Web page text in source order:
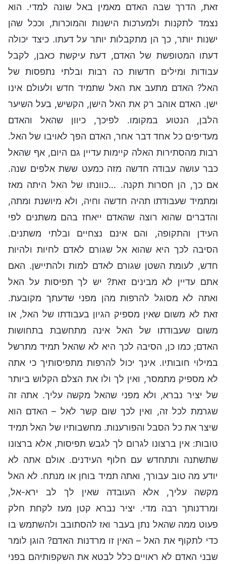
זאת, הדרך שבה האדם מאמין באל שונה למדי. הוא
נצמד לתקנות ולמערכות הישנות והמוכרות, וככל שהן
ישנות יותר, כך הן מתקבלות יותר על דעתו. כיצד יכולה
דעתו המטופשת של האדם, דעת עיקשת כאבן, לקבל
עבודות ומילים חדשות כה רבות ובלתי נתפסות של
האל? האדם מתעב את האל שתמיד חדש ולעולם אינו
ישן. האדם אוהב רק את האל הישן, הקשיש, בעל השיער
הלבן, הנטוע במקומו. לפיכך, כיוון שהאל והאדם
מעדיפים כל אחד דבר אחר, האדם הפך לאויבו של האל.
רבות מהסתירות האלה קיימות עדיין גם היום, אף שהאל
כבר עושה עבודה חדשה מזה כמעט ששת אלפים שנה.
אם כך, הן חסרות תקנה. ...כוונתו של האל היתה מאז
ומתמיד שעבודתו תהיה חדשה וחיה, ולא מיושנת ומתה,
והדברים שהוא רוצה שהאדם ייאחז בהם משתנים לפי
העידן והתקופה, והם אינם נצחיים ובלתי משתנים.
הסיבה לכך היא שהוא אל שגורם לאדם לחיות ולהיות
חדש, לעומת השטן שגורם לאדם למות ולהתיישן. האם
אתם עדיין לא מבינים זאת? יש לך תפיסות על האל
ואתה לא מסוגל להרפות מהן מפני שדעתך מקובעת.
זאת לא משום שאין מספיק הגיון בעבודתו של האל, או
משום שעבודתו של האל אינה מתחשבת בתחושות
האדם; כמו כן, הסיבה לכך היא לא שהאל תמיד מתרשל
במילוי חובותיו. אינך יכול להרפות מתפיסותיך כי אתה
לא מספיק מתמסר, ואין לך ולו את הצלם הקלוש ביותר
של יציר נברא, ולא מפני שהאל מקשה עליך. אתה זה
שגרמת לכל זה, ואין לכך שום קשר לאל – האדם הוא
שיצר את כל הסבל והפורענות. מחשבותיו של האל תמיד
טובות: אין ברצונו לגרום לך לגבש תפיסות, אלא ברצונו
שתשתנה ותתחדש עם חלוף העידנים. אולם אתה לא
יודע מה טוב עבורך, ואתה תמיד בוחן או מנתח. לא האל
מקשה עליך, אלא העובדה שאין לך לב ירא-אל,
ומרדנותך רבה מדי. יציר נברא קטן מעז לקחת חלק
פעוט ממה שהאל נתן בעבר ואז להסתובב ולהשתמש בו
כדי לתקוף את האל – האין זו מרדנות האדם? הוגן לומר
שבני האדם לא ראויים כלל לבטא את השקפותיהם בפני